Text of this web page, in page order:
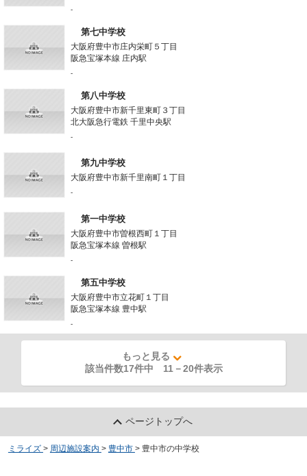
-
第七中学校
大阪府豊中市庄内栄町５丁目
阪急宝塚本線 庄内駅
-
第八中学校
大阪府豊中市新千里東町３丁目
北大阪急行電鉄 千里中央駅
-
第九中学校
大阪府豊中市新千里南町１丁目
-
第一中学校
大阪府豊中市曽根西町１丁目
阪急宝塚本線 曽根駅
-
第五中学校
大阪府豊中市立花町１丁目
阪急宝塚本線 豊中駅
-
もっと見る
該当件数17件中 11 －20件表示
ページトップへ
ミライズ > 周辺施設案内 > 豊中市 > 豊中市の中学校